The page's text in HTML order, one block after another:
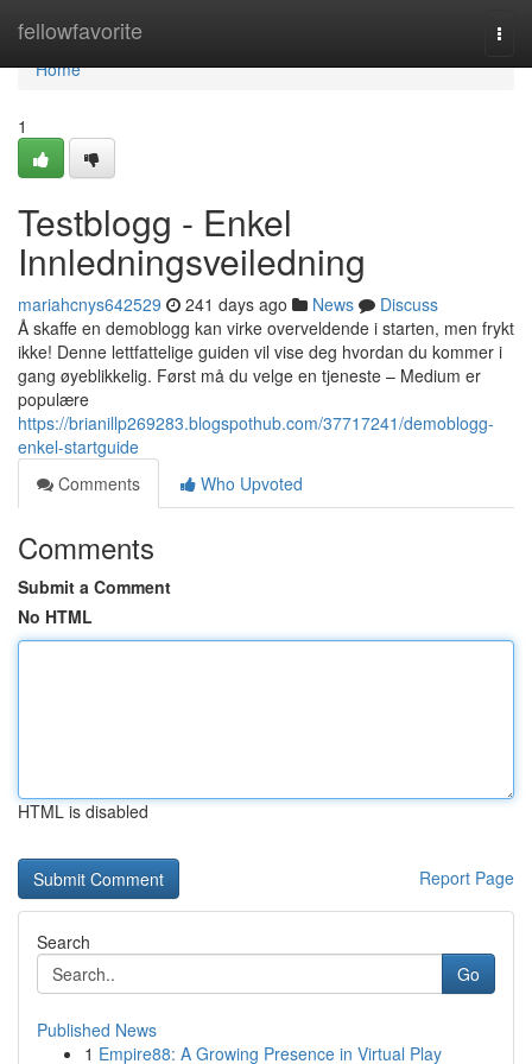
fellowfavorite
Home
Home
1
Testblogg - Enkel
Innledningsveiledning
mariahcnys642529 241 days ago News
Discuss
Å skaffe en demoblogg kan virke overveldende i starten, men frykt
ikke! Denne lettfattelige guiden vil vise deg hvordan du kommer i
gang øyeblikkelig. Først må du velge en tjeneste – Medium er
populære
https://brianillp269283.blogspothub.com/37717241/demoblogg-
enkel-startguide
Comments
Who Upvoted
Comments
Submit a Comment
No HTML
HTML is disabled
Report Page
Search
Go
Published News
1 Empire88: A Growing Presence in Virtual Play